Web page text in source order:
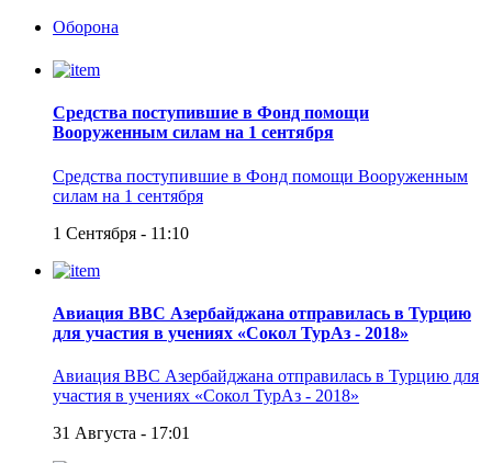
Оборона
Средства поступившие в Фонд помощи
Вооруженным силам на 1 сентября
Средства поступившие в Фонд помощи Вооруженным
силам на 1 сентября
1 Сентября - 11:10
Авиация ВВС Азербайджана отправилась в Турцию
для участия в учениях «Сокол ТурАз - 2018»
Авиация ВВС Азербайджана отправилась в Турцию для
участия в учениях «Сокол ТурАз - 2018»
31 Августа - 17:01